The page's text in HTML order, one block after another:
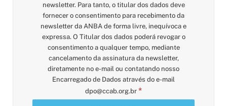
newsletter. Para tanto, o titular dos dados deve
fornecer o consentimento para recebimento da
newsletter da ANBA de forma livre, inequívoca e
expressa. O Titular dos dados poderá revogar o
consentimento a qualquer tempo, mediante
cancelamento da assinatura da newsletter,
diretamente no e-mail ou contatando nosso
Encarregado de Dados através do e-mail
dpo@ccab.org.br *